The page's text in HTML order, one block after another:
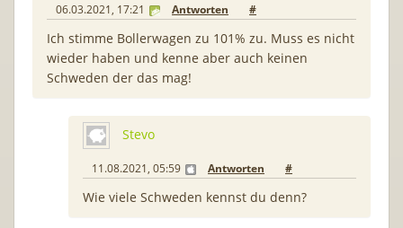
06.03.2021, 17:21 Antworten #
Ich stimme Bollerwagen zu 101% zu. Muss es nicht
wieder haben und kenne aber auch keinen
Schweden der das mag!
Stevo
11.08.2021, 05:59 Antworten #
Wie viele Schweden kennst du denn?